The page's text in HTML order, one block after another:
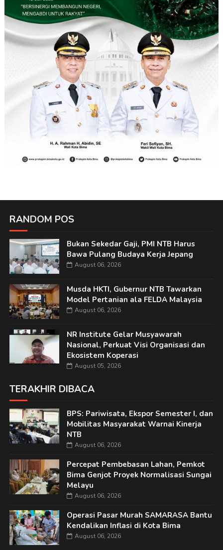
RANDOM POS
Bukan Sekedar Gaji, PMI NTB Harus
Bawa Pulang Budaya Kerja Jepang
August 06, 2026
Musda HKTI, Gubernur NTB Tawarkan
Model Pertanian ala FELDA Malaysia
August 06, 2026
NR Institute Gelar Musyawarah
Nasional, Perkuat Visi Organisasi dan
Ekosistem Koperasi
August 05, 2026
TERAKHIR DIBACA
BPS: Pariwisata, Ekspor Semester I, dan
Mobilitas Masyarakat Warnai Kinerja
NTB
August 06, 2026
Percepat Pembebasan Lahan, Pemkot
Bima Genjot Proyek Normalisasi Sungai
Melayu
August 06, 2026
Operasi Pasar Murah SAMARASA Bantu
Kendalikan Inflasi di Kota Bima
August 06, 2026